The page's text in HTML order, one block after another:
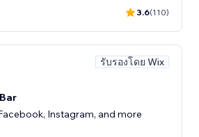
3.6(110)
รับรองโดย Wix
Instagram, and more